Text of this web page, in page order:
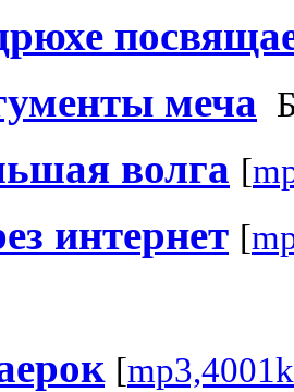
меча
волга [
интернет [
[mp3,4001k